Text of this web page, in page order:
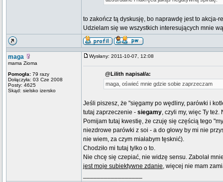
to zakończ tą dyskusję, bo naprawdę jest to
Udzielam się we wszystkich interesujących mnie
maga
mama Zioma
Pomogła: 79 razy
Dołączyła: 03 Cze 2008
Posty: 4625
Skąd: sielsko izersko
Wysłany: 2011-10-07, 12:08
@Lilith napisał/a:
maga, oświeć mnie gdzie sobie zaprzeczam
Jeśli piszesz, że "sięgamy po wędliny, parówki i
tutaj zaprzeczenie - siegamy, czyli my, więc Ty
Pomijam tutaj kwestię, że czuję się częścią tego
niezdrowe parówki z soi - a do głowy by mi nie
nie wiem, za czym miałabym tęsknić).
Chodziło mi tutaj tylko o to.
Nie chcę się czepiać, nie widzę sensu. Zabolał
jest moje subiektywne zdanie, więcej nie mam